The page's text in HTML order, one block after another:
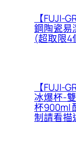
【FUJI-
鋼陶瓷易
(超取限4
【FUJI-
冰爆杯-
杯900ml
制請看描